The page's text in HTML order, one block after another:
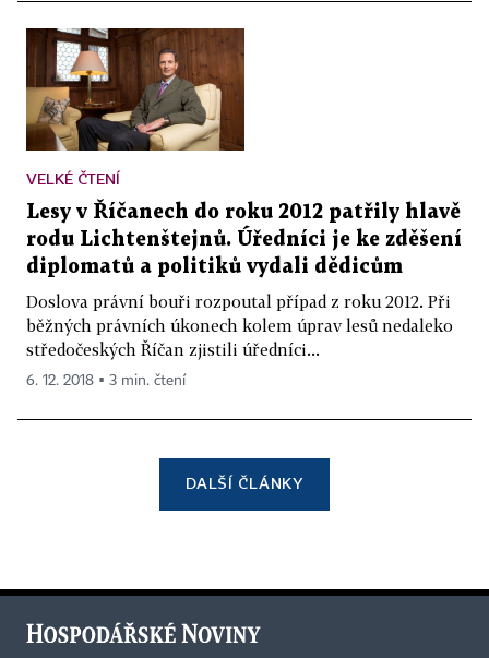
VELKÉ ČTENÍ
Lesy v Říčanech do roku 2012 patřily hlavě
rodu Lichtenštejnů. Úředníci je ke zděšení
diplomatů a politiků vydali dědicům
Doslova právní bouři rozpoutal případ z roku 2012. Při
běžných právních úkonech kolem úprav lesů nedaleko
středočeských Říčan zjistili úředníci...
6. 12. 2018 ▪ 3 min. čtení
DALŠÍ ČLÁNKY